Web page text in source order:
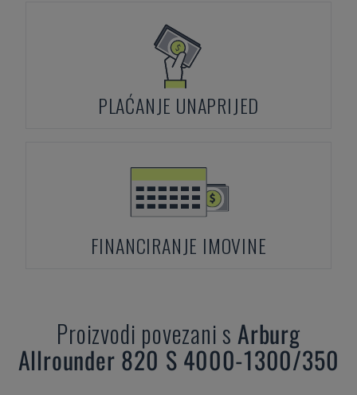
PLAĆANJE UNAPRIJED
FINANCIRANJE IMOVINE
Proizvodi povezani s Arburg
Allrounder 820 S 4000-1300/350